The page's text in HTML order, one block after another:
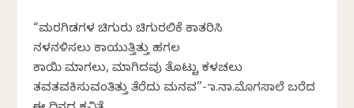
“ಮರಗಿಡಗಳ ಚಿಗುರು ಚಿಗುರಲಿಕೆ ಕಾತರಿಸಿ
ನಳನಳಿಸಲು ಕಾಯುತ್ತಿತ್ತು ಹಗಲ
ಕಾಯಿ ಮಾಗಲು, ಮಾಗಿದವು ತೊಟ್ಟು ಕಳಚಲು
ತವತವಕಿಸುವಂತಿತ್ತು ತೆರೆದು ಮನವ”- ಡಾ.ನಾ.ಮೊಗಸಾಲೆ ಬರೆದ